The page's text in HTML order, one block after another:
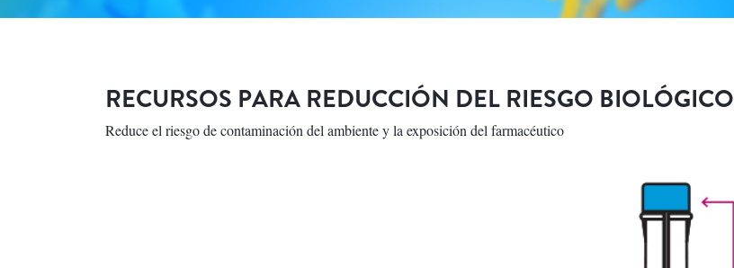
RECURSOS PARA REDUCCIÓN DEL RIESGO BIOLÓGICO
Reduce el riesgo de contaminación del ambiente y la exposición del farmacéutico